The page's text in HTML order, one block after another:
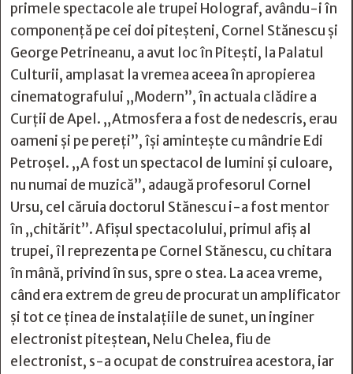
primele spectacole ale trupei Holograf, avându-i în
componenţă pe cei doi piteşteni, Cornel Stănescu şi
George Petrineanu, a avut loc în Piteşti, la Palatul
Culturii, amplasat la vremea aceea în apropierea
cinematografului „Modern”, în actuala clădire a
Curţii de Apel. „Atmosfera a fost de nedescris, erau
oameni şi pe pereţi”, îşi aminteşte cu mândrie Edi
Petroşel. „A fost un spectacol de lumini şi culoare,
nu numai de muzică”, adaugă profesorul Cornel
Ursu, cel căruia doctorul Stănescu i-a fost mentor
în „chitărit”. Afişul spectacolului, primul afiş al
trupei, îl reprezenta pe Cornel Stănescu, cu chitara
în mână, privind în sus, spre o stea. La acea vreme,
când era extrem de greu de procurat un amplificator
şi tot ce ţinea de instalaţiile de sunet, un inginer
electronist piteştean, Nelu Chelea, fiu de
electronist, s-a ocupat de construirea acestora, iar